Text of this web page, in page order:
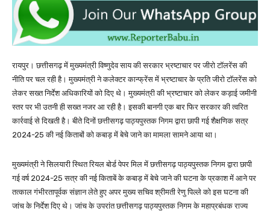
रायपुर। छत्तीसगढ़ में मुख्यमंत्री विष्णुदेव साय की सरकार भ्रष्टाचार पर जीरो टॉलरेंस की
नीति पर चल रही है। मुख्यमंत्री ने कलेक्टर कान्फ्रेंस में भ्रष्टाचार के प्रति जीरो टॉलरेंस को
लेकर सख्त निर्देश अधिकारियों को दिए थे। मुख्यमंत्री की भ्रष्टाचार को लेकर कड़ाई जमीनी
स्तर पर भी उतनी ही सख्त नजर आ रही है। इसकी बानगी एक बार फिर सरकार की त्वरित
कार्रवाई से दिखती है। बीते दिनों छत्तीसगढ़ पाठ्यपुस्तक निगम द्वारा छापी गई शैक्षणिक सत्र
2024-25 की नई किताबों को कबाड़ में बेचे जाने का मामला सामने आया था।
मुख्यमंत्री ने सिलयारी स्थित रियल बोर्ड पेपर मिल में छत्तीसगढ़ पाठ्यपुस्तक निगम द्वारा छापी
गई वर्ष 2024-25 सत्र की नई किताबें के कबाड़ में बेचे जाने की घटना के प्रकाश में आने पर
तत्काल गंभीरतापूर्वक संज्ञान लेते हुए अपर मुख्य सचिव श्रीमती रेणु पिल्ले को इस घटना की
जांच के निर्देश दिए थे। जांच के उपरांत छत्तीसगढ़ पाठ्यपुस्तक निगम के महाप्रबंधक राज्य